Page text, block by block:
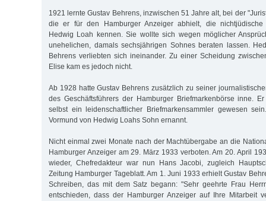
1921 lernte Gustav Behrens, inzwischen 51 Jahre alt, bei der
die er für den Hamburger Anzeiger abhielt, die nichtjüdische
Hedwig Loah kennen. Sie wollte sich wegen möglicher
unehelichen, damals sechsjährigen Sohnes beraten lassen.
Behrens verliebten sich ineinander. Zu einer Scheidung
Elise kam es jedoch nicht.
Ab 1928 hatte Gustav Behrens zusätzlich zu seiner
des Geschäftsführers der Hamburger Briefmarkenbörse inne.
selbst ein leidenschaftlicher Briefmarkensammler gewesen
Vormund von Hedwig Loahs Sohn ernannt.
Nicht einmal zwei Monate nach der Machtübergabe an die
Hamburger Anzeiger am 29. März 1933 verboten. Am 20. April
wieder, Chefredakteur war nun Hans Jacobi, zugleich
Zeitung Hamburger Tageblatt. Am 1. Juni 1933 erhielt Gustav
Schreiben, das mit dem Satz begann: "Sehr geehrte Frau
entschieden, dass der Hamburger Anzeiger auf Ihre Mitarbeit